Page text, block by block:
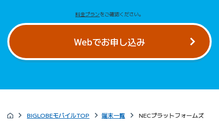
料金プランをご確認ください。
Webでお申し込み
BIGLOBEモバイルTOP 端末一覧 NECプラットフォームズ